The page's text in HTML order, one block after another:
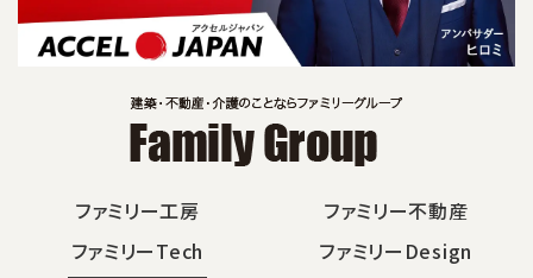
ファミリー工房
ファミリー不動産
ファミリーTech
ファミリーDesign